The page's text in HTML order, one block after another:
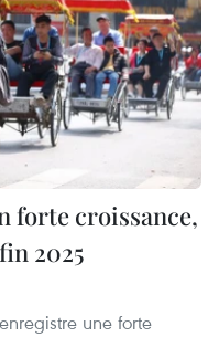
forte croissance,
2025
une forte